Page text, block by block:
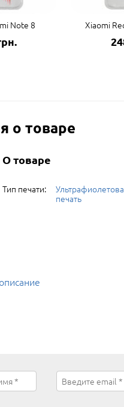
Note 8 Xiaomi
о товаре
О товаре
Тип печати:
печать